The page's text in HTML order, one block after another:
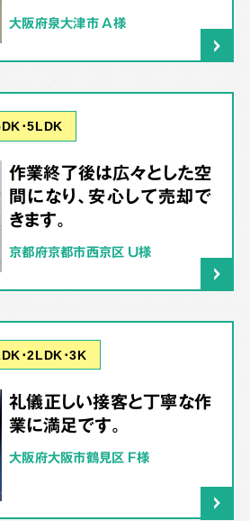
大阪府泉大津市 A様
･5LDK
作業終了後は広々とした空
間になり、安心して売却で
きます。
京都府京都市西京区 U様
･2LDK･3K
礼儀正しい接客と丁寧な作
業に満足です。
大阪府大阪市鶴見区 F様